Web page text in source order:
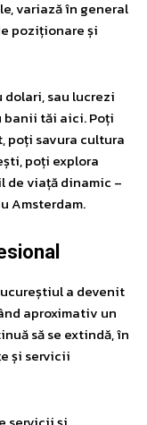
variază în general
poziționare și
sau lucrezi
banii tăi aici. Poți
poți savura cultura
poți explora
de viață dinamic –
Amsterdam.
a devenit
aproximativ un
să se extindă, în
și servicii